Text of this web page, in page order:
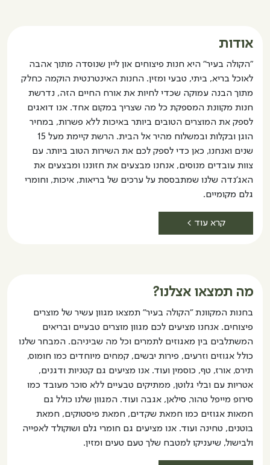
ללא
תכליתית
אודות
"הקולה בעיר" היא חנות פיצוחים און ליין שנוסדה מתוך אהבה
לאוכל בריא, ביתי, טבעי ומזין. החנות האינטרנטית הוקמה כחלק
מתוך הבנה עמוקה שכדי לחיות את אורח החיים הזה, נדרשת
חנות מקוונת המספקת כל מה שצריך במקום אחד. אנו דואגים
לספק את המוצרים הטובים ביותר באיכות ללא פשרות, במחיר
הוגן ובקלות ובמשלוח מהיר אל הבית. הרשת קיימת מעל 15
שנים ואנחנו, כאן כדי לספק לכם את השירות הטוב ביותר. עם
צוות עובדים מנוסים, אנחנו מבצעים את חזוננו ומבצעים את
האג'נדה שלנו שמתבססת על ערכים של בריאות, איכות, וחומרי
גלם מקומיים.
קרא עוד >
מה תמצאו אצלנו?
בחנות המקוונת "הקולה בעיר" תמצאו מגוון עשיר של מוצרים
פיצוחים. אנחנו מציעים לכם מגוון מוצרים טבעיים ובריאים
המשתלבים בין מאגוזים לתמרים וכל מה שביניהם. המבחר שלנו
כולל אגוזים וזרעים, פירות יבשים, קמחים מיוחדים כמו חומוס,
תירס, אורז, טף, כוסמין ועוד. אנו מציעים גם קטניות ודגנים,
אטריות עם ובלי גלוטן, ממתיקים טבעיים ללא סוכר מעובד כמו
סירופ מייפל טהור, סילאן, אגבה ועוד. המגוון שלנו כולל גם
חמאות אגוזים כמו חמאת שקדים, חמאת פיסטוקים, חמאת
בוטנים, טחינה ועוד. אנו מציעים גם חומרי גלם ושוקולד לאפייה
ולבישול, שיעניקו למטבח שלך טעם טעים ומזין.